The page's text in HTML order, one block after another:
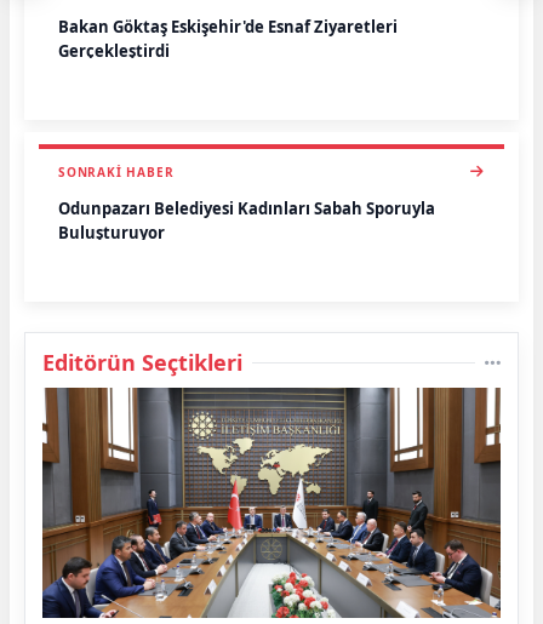
Bakan Göktaş Eskişehir'de Esnaf Ziyaretleri
Gerçekleştirdi
SONRAKI HABER
Odunpazarı Belediyesi Kadınları Sabah Sporuyla
Buluşturuyor
Editörün Seçtikleri